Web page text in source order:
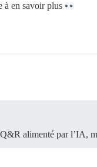
à en savoir plus
alimenté par l’IA,